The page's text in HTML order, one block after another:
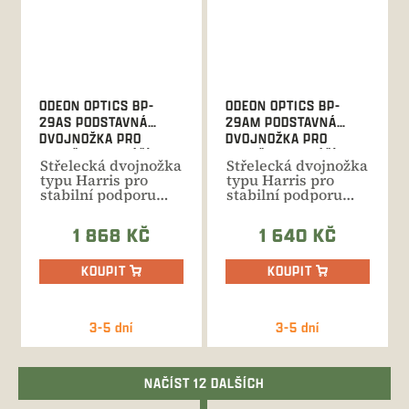
3-5 dní
ODEON OPTICS BP-
29AS PODSTAVNÁ
DVOJNOŽKA PRO
ZBRAŇ S MONTÁŽÍ
Střelecká dvojnožka
typu Harris pro
stabilní podporu
zbraně s
nastavitelnou...
1 868 KČ
KOUPIT
3-5 dní
ODEON OPTICS BP-
29AM PODSTAVNÁ
DVOJNOŽKA PRO
ZBRAŇ S MONTÁŽÍ
Střelecká dvojnožka
typu Harris pro
stabilní podporu
zbraně s
nastavitelnou...
1 640 KČ
KOUPIT
NAČÍST 12 DALŠÍCH